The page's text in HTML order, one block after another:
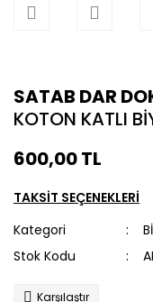
SATAB DAR
KOTON KATLI
600,00 TL
TAKSİT SEÇENEKLERİ
Kategori
Stok Kodu
Karşılaştır